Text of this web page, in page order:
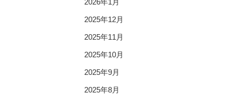
2026年1月
2025年12月
2025年11月
2025年10月
2025年9月
2025年8月